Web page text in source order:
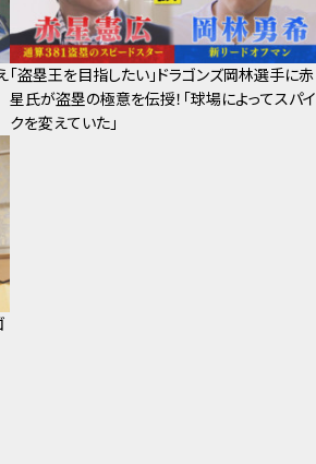
「盗塁王を目指したい」ドラゴンズ岡林選手に赤
星氏が盗塁の極意を伝授！「球場によってスパイ
クを変えていた」